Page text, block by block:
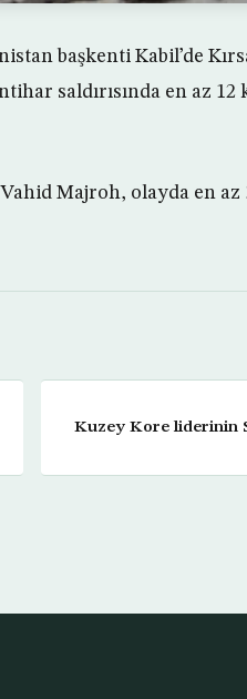
başkenti Kabil’de
saldırısında en az
Majroh, olayda en az
Kuzey Kore liderinin